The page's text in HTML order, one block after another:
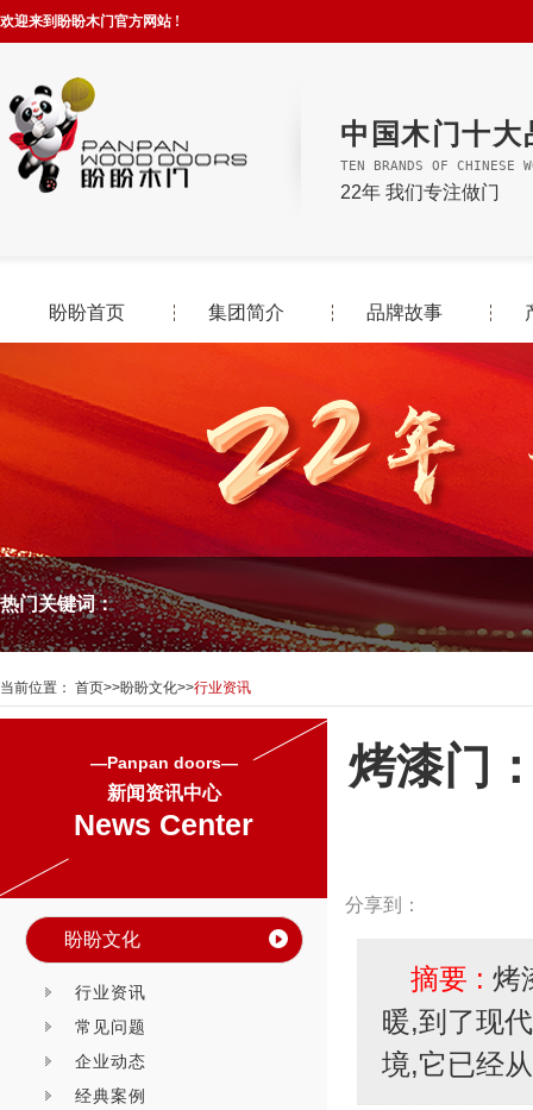
欢迎来到盼盼木门官方网站 !
中国木门十大
TEN BRANDS OF CHINESE
22年 我们专注做门
盼盼首页 集团简介 品牌故事
热门关键词：
当前位置： 首页>>盼盼文化>>行业资讯
—Panpan doors—
新闻资讯中心
News Center
盼盼文化
行业资讯
常见问题
企业动态
经典案例
烤漆门
分享到：
摘要 : 烤
暖,到了现
境,它已经